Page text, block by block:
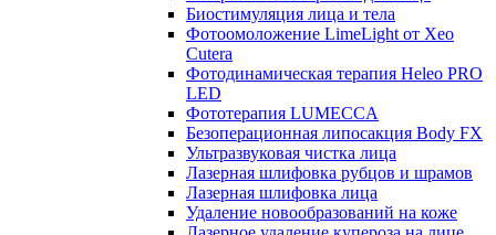
Биостимуляция лица и тела
Фотоомоложение LimeLight от Xeo
Cutera
Фотодинамическая терапия Heleo PRO
LED
Фототерапия LUMECCA
Безоперационная липосакция Body FX
Ультразвуковая чистка лица
Лазерная шлифовка рубцов и шрамов
Лазерная шлифовка лица
Удаление новообразований на коже